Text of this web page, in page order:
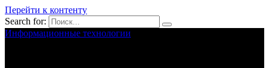
Перейти к контенту
Search for:
Информационные технологии